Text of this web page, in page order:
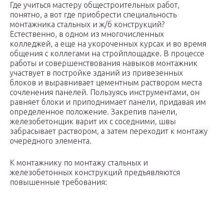
Где учиться мастеру общестроительных работ,
понятно, а вот где приобрести специальность
монтажника стальных и ж/б конструкций?
Естественно, в одном из многочисленных
колледжей, а еще на укороченных курсах и во время
общения с коллегами на стройплощадке. В процессе
работы и совершенствования навыков монтажник
участвует в постройке зданий из привезенных
блоков и выравнивает цементным раствором места
сочленения панелей. Пользуясь инструментами, он
равняет блоки и приподнимает панели, придавая им
определенное положение. Закрепив панели,
железобетонщик варит их с соседними, швы
забрасывает раствором, а затем переходит к монтажу
очередного элемента.
К монтажнику по монтажу стальных и
железобетонных конструкций предъявляются
повышенные требования: